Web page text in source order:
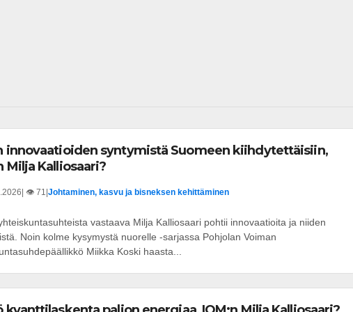
innovaatioiden syntymistä Suomeen kiihdytettäisiin,
Milja Kalliosaari?
| 👁️ 71 Johtaminen, kasvu ja bisneksen kehittäminen
vastaava Milja Kalliosaari pohtii innovaatioita ja niiden
Noin kolme kysymystä nuorelle -sarjassa Pohjolan Voiman
Miikka Koski haasta...